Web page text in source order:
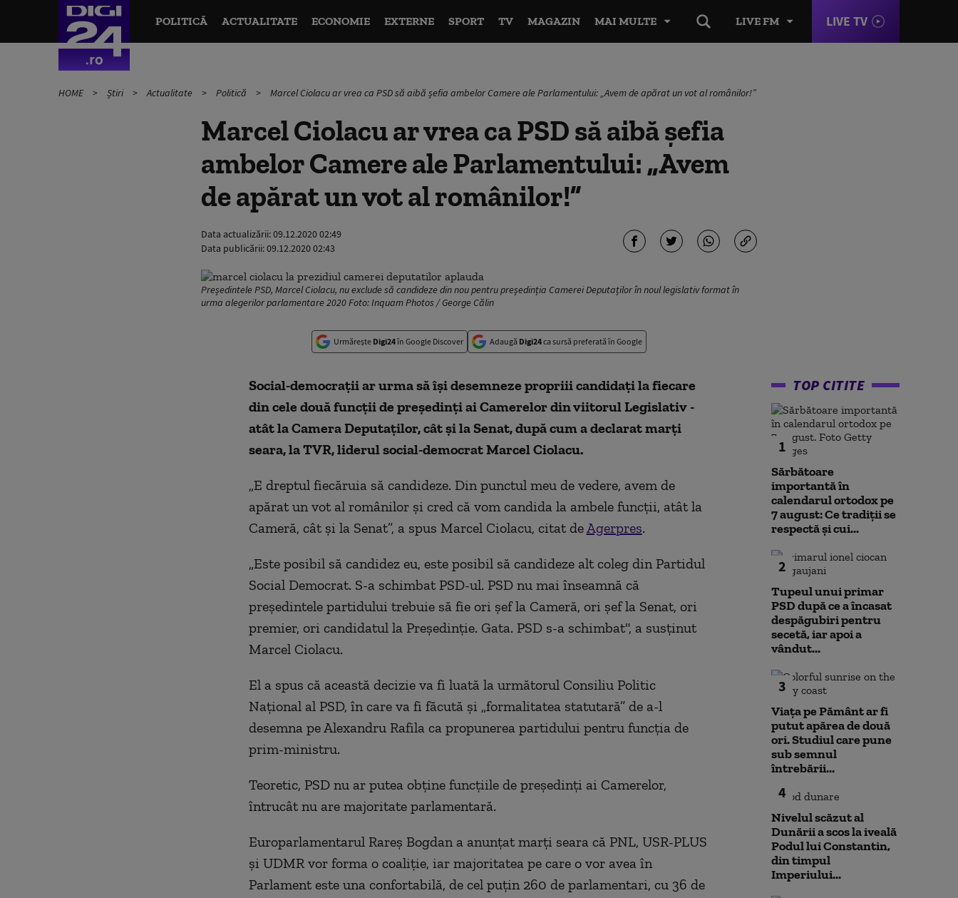
LIVE FM LIVE TV
POLITICĂ ACTUALITATE ECONOMIE EXTERNE SPORT TV MAGAZIN MAI MULTE
HOME Știri Actualitate Politică Marcel Ciolacu ar vrea ca PSD să aibă șefia ambelor Camere ale Parlamentului: „Avem de apărat un vot al românilor!”
Marcel Ciolacu ar vrea ca PSD să aibă șefia
ambelor Camere ale Parlamentului: „Avem
de apărat un vot al românilor!”
Data actualizării:09.12.2020 02:49
Data publicării:09.12.2020 02:43
Președintele PSD, Marcel Ciolacu, nu exclude să candideze din nou pentru președinția Camerei Deputaților în noul legislativ format în
urma alegerilor parlamentare 2020 Foto: Inquam Photos / George Călin
Urmărește Digi24în Google Discover Adaugă Digi24ca sursă preferată în Google
Social-democraţii ar urma să îşi desemneze propriii candidaţi la fiecare
din cele două funcţii de preşedinţi ai Camerelor din viitorul Legislativ -
atât la Camera Deputaţilor, cât şi la Senat, după cum a declarat marți
seara, la TVR, liderul social-democrat Marcel Ciolacu.
„E dreptul fiecăruia să candideze. Din punctul meu de vedere, avem de
apărat un vot al românilor şi cred că vom candida la ambele funcţii, atât la
Cameră, cât şi la Senat”, a spus Marcel Ciolacu, citat deAgerpres.
„Este posibil să candidez eu, este posibil să candideze alt coleg din Partidul
Social Democrat. S-a schimbat PSD-ul. PSD nu mai înseamnă că
preşedintele partidului trebuie să fie ori şef la Cameră, ori şef la Senat, ori
premier, ori candidatul la Preşedinţie. Gata. PSD s-a schimbat", a susținut
Marcel Ciolacu.
El a spus că această decizie va fi luată la următorul Consiliu Politic
Naţional al PSD, în care va fi făcută şi „formalitatea statutară” de a-l
desemna pe Alexandru Rafila ca propunerea partidului pentru funcţia de
prim-ministru.
Teoretic, PSD nu ar putea obține funcțiile de președinți ai Camerelor,
întrucât nu are majoritate parlamentară.
Europarlamentarul Rareş Bogdan a anunţat marți seara că PNL, USR-PLUS
şi UDMR vor forma o coaliție, iar majoritatea pe care o vor avea în
Parlament este una confortabilă, de cel puțin 260 de parlamentari, cu 36 de
TOP CITITE
1
Sărbătoare
importantă în
calendarul ortodox pe
7 august: Ce tradiții se
respectă și cui...
2
Tupeul unui primar
PSD după ce a încasat
despăgubiri pentru
secetă, iar apoi a
vândut...
3
Viața pe Pământ ar fi
putut apărea de două
ori. Studiul care pune
sub semnul
întrebării...
4
Nivelul scăzut al
Dunării a scos la iveală
Podul lui Constantin,
din timpul
Imperiului...